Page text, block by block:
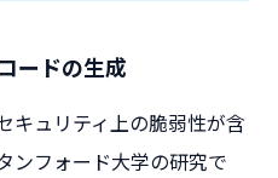
ードの生成
キュリティ上の脆弱性が含
ンフォード大学の研究で